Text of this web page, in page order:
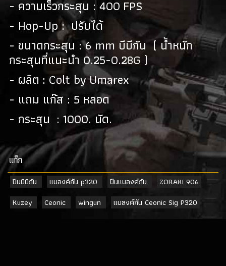
- ความเร็วกระสุน : 400 FPS
- Hop-Up : ปรับได้
- ขนาดกระสุน : 6 mm บีบีกัน ( น้ำหนัก
กระสุนที่แนะนำ 0.25-0.28G )
- ผลิต : Colt by Umarex
- แถม แก๊ส : 5 หลอด
- กระสุน : 1000. นัด.
เเท็ก
ปืนบีบีกัน แบลงค์กัน p320 ปืนแบลงค์กัน
ZORAKI 906
Kuzey
Ceonic wingun แบลงค์กัน Ceonic Sig P320